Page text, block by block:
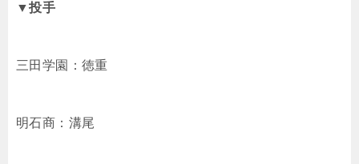
▼投手
三田学園：徳重
明石商：溝尾